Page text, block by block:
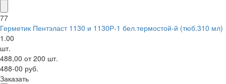
77
Герметик Пентэласт 1130 и 1130Р-1 бел.термостой-й (тюб.310 мл)
1.00
шт.
488,00 от 200 шт.
488-00 руб.
Заказать